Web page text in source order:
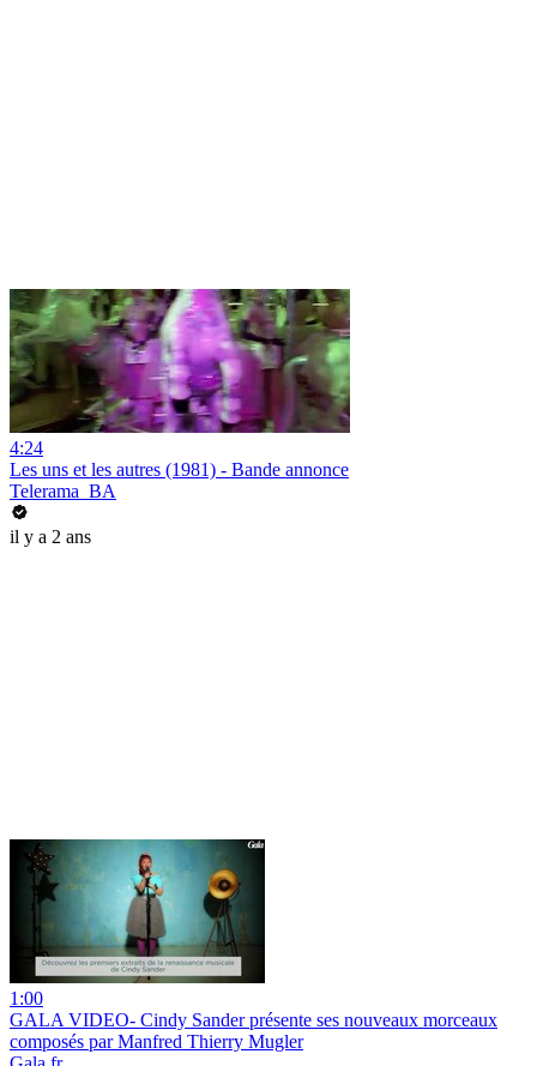
4:24
Les uns et les autres (1981) - Bande annonce
Telerama_BA
il y a 2 ans
1:00
GALA VIDEO- Cindy Sander présente ses nouveaux morceaux
composés par Manfred Thierry Mugler